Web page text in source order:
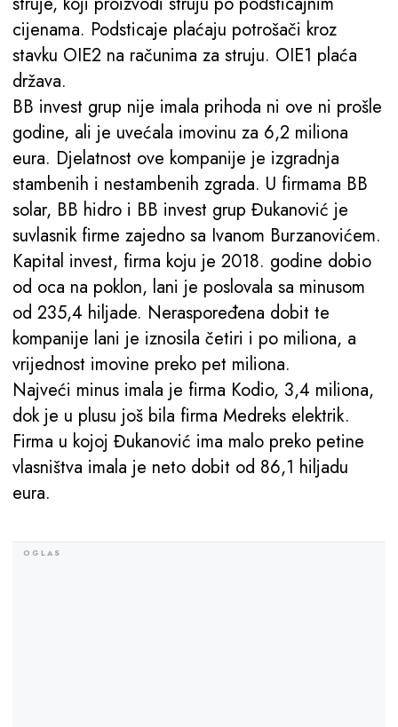
cijenama. Podsticaje plaćaju potrošači kroz
stavku OIE2 na računima za struju. OIE1 plaća
država.
BB invest grup nije imala prihoda ni ove ni prošle
godine, ali je uvećala imovinu za 6,2 miliona
eura. Djelatnost ove kompanije je izgradnja
stambenih i nestambenih zgrada. U firmama BB
solar, BB hidro i BB invest grup Đukanović je
suvlasnik firme zajedno sa Ivanom Burzanovićem.
Kapital invest, firma koju je 2018. godine dobio
od oca na poklon, lani je poslovala sa minusom
od 235,4 hiljade. Neraspoređena dobit te
kompanije lani je iznosila četiri i po miliona, a
vrijednost imovine preko pet miliona.
Najveći minus imala je firma Kodio, 3,4 miliona,
dok je u plusu još bila firma Medreks elektrik.
Firma u kojoj Đukanović ima malo preko petine
vlasništva imala je neto dobit od 86,1 hiljadu
eura.